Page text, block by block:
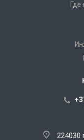
Где
224030